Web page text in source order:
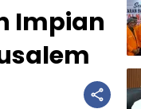
Impian